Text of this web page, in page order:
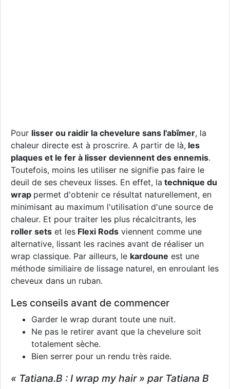
Pour lisser ou raidir la chevelure sans l'abîmer, la
chaleur directe est à proscrire. A partir de là, les
plaques et le fer à lisser deviennent des ennemis.
Toutefois, moins les utiliser ne signifie pas faire le
deuil de ses cheveux lisses. En effet, la technique du
wrap permet d'obtenir ce résultat naturellement, en
minimisant au maximum l'utilisation d'une source de
chaleur. Et pour traiter les plus récalcitrants, les
roller sets et les Flexi Rods viennent comme une
alternative, lissant les racines avant de réaliser un
wrap classique. Par ailleurs, le kardoune est une
méthode similiaire de lissage naturel, en enroulant les
cheveux dans un ruban.
Les conseils avant de commencer
Garder le wrap durant toute une nuit.
Ne pas le retirer avant que la chevelure soit
totalement sèche.
Bien serrer pour un rendu très raide.
« Tatiana.B : I wrap my hair » par Tatiana B